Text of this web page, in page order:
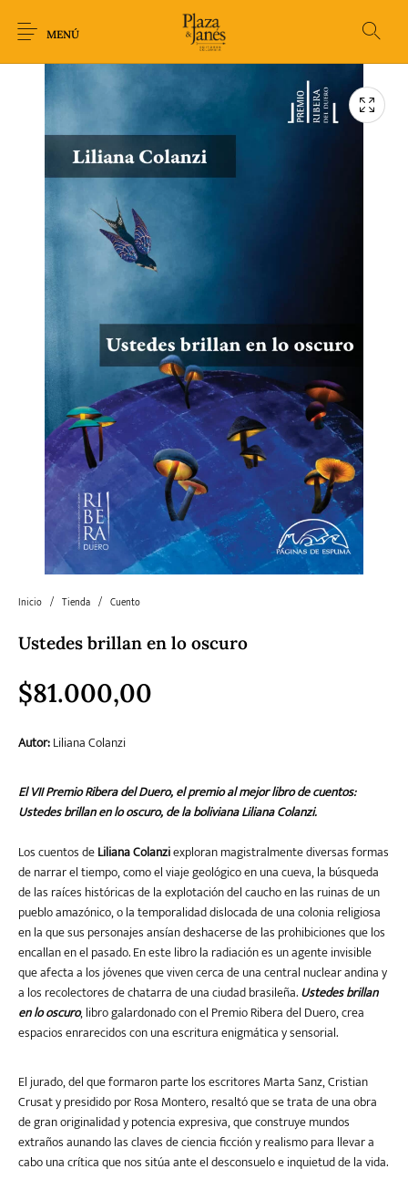
MENÚ
Crimen Thriller
Fantasía
Historia Horror
Humor gráfico-
Comic
Literatura juvenil
Literatura
universal y Clásicos
Pedagogía Poesía
Política Sagas Salud y Bienestar Sin categorizar
Inicio / Tienda / Cuento
Ustedes brillan en lo oscuro
$81.000,00
Autor:Liliana Colanzi
El VII Premio Ribera del Duero, el premio al mejor libro de cuentos:
Ustedes brillan en lo oscuro, de la boliviana Liliana Colanzi.
Los cuentos deLiliana Colanziexploran magistralmente diversas formas
de narrar el tiempo, como el viaje geológico en una cueva, la búsqueda
de las raíces históricas de la explotación del caucho en las ruinas de un
pueblo amazónico, o la temporalidad dislocada de una colonia religiosa
en la que sus personajes ansían deshacerse de las prohibiciones que los
encallan en el pasado. En este libro la radiación es un agente invisible
que afecta a los jóvenes que viven cerca de una central nuclear andina y
a los recolectores de chatarra de una ciudad brasileña.Ustedes brillan
en lo oscuro, libro galardonado con el Premio Ribera del Duero, crea
espacios enrarecidos con una escritura enigmática y sensorial.
El jurado, del que formaron parte los escritores Marta Sanz, Cristian
Crusat y presidido por Rosa Montero, resaltó que se trata de una obra
de gran originalidad y potencia expresiva, que construye mundos
extraños aunando las claves de ciencia ficción y realismo para llevar a
cabo una crítica que nos sitúa ante el desconsuelo e inquietud de la vida.